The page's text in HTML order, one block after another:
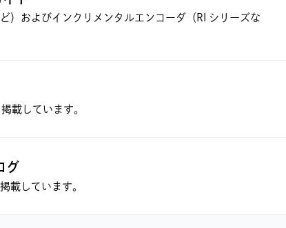
）およびインクリメンタルエンコーダ（RI シリーズな
載しています。
グ
載しています。